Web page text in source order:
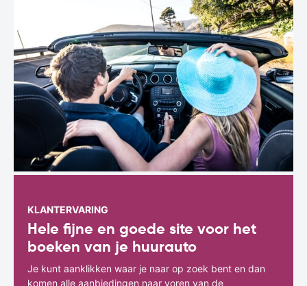
KLANTERVARING
Hele fijne en goede site voor het
boeken van je huurauto
Je kunt aanklikken waar je naar op zoek bent en dan
komen alle aanbiedingen naar voren van de